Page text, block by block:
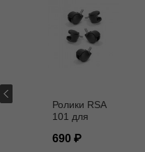
Ролики RSA
101 для
мм
690